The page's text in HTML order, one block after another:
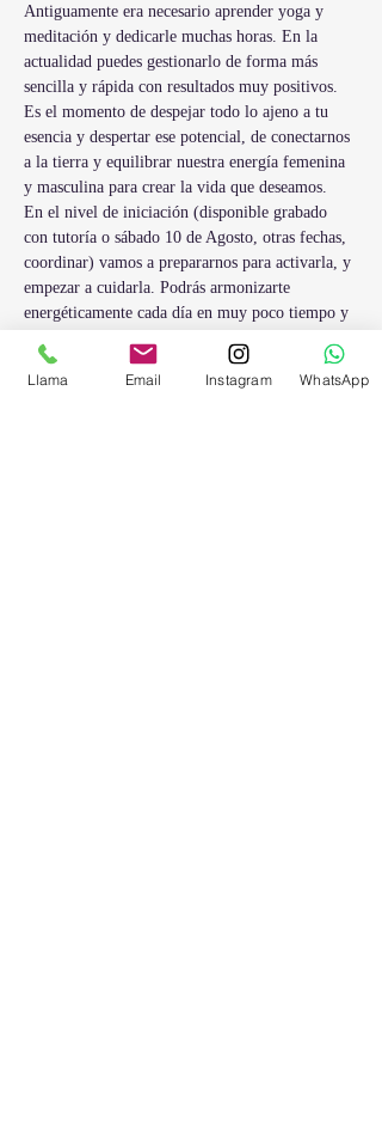
Antiguamente era necesario aprender yoga y
meditación y dedicarle muchas horas. En la
actualidad puedes gestionarlo de forma más
sencilla y rápida con resultados muy positivos.
Es el momento de despejar todo lo ajeno a tu
esencia y despertar ese potencial, de conectarnos
a la tierra y equilibrar nuestra energía femenina
y masculina para crear la vida que deseamos.
En el nivel de iniciación (disponible grabado
con tutoría o sábado 10 de Agosto, otras fechas,
coordinar) vamos a prepararnos para activarla, y
empezar a cuidarla. Podrás armonizarte
energéticamente cada día en muy poco tiempo y
transformar tu vida en tres semanas con sencillos
y cortos ejercicios para prepararte para ir al
Llama Email Instagram WhatsApp